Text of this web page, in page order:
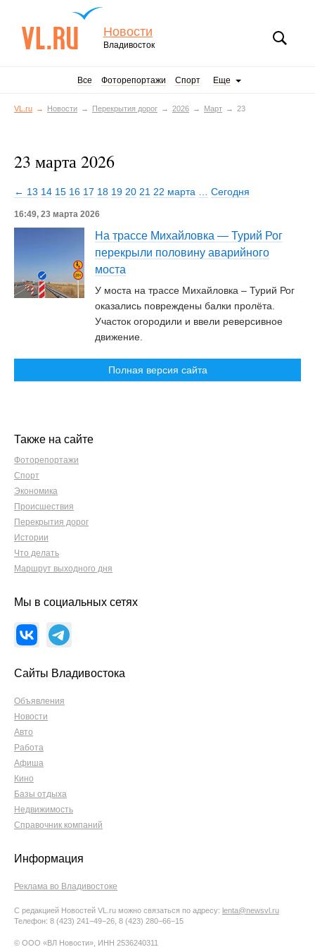
Новости
Владивосток
Все Фоторепортажи Спорт Еще
VL.ru Новости Перекрытия дорог 2026 Март 23
23 марта 2026
← 13 14 15 16 17 18 19 20 21 22 марта Сегодня
16:49, 23 марта 2026
На трассе Михайловка — Турий Рог
перекрыли половину аварийного
моста
У моста на трассе Михайловка – Турий Рог
оказались повреждены балки пролёта.
Участок огородили и ввели реверсивное
движение.
Полная версия сайта
Также на сайте
Фоторепортажи
Спорт
Экономика
Происшествия
Перекрытия дорог
Истории
Что делать
Маршрут выходного дня
Мы в социальных сетях
Сайты Владивостока
Объявления
Новости
Авто
Работа
Афиша
Кино
Базы отдыха
Недвижимость
Справочник компаний
Информация
Реклама во Владивостоке
С редакцией Новостей VL.ru можно связаться по адресу: lenta@newsvl.ru
Телефон: 8 (423) 241−49−26, 8 (423) 280−66−15
© ООО «ВЛ Новости», ИНН 2536240311